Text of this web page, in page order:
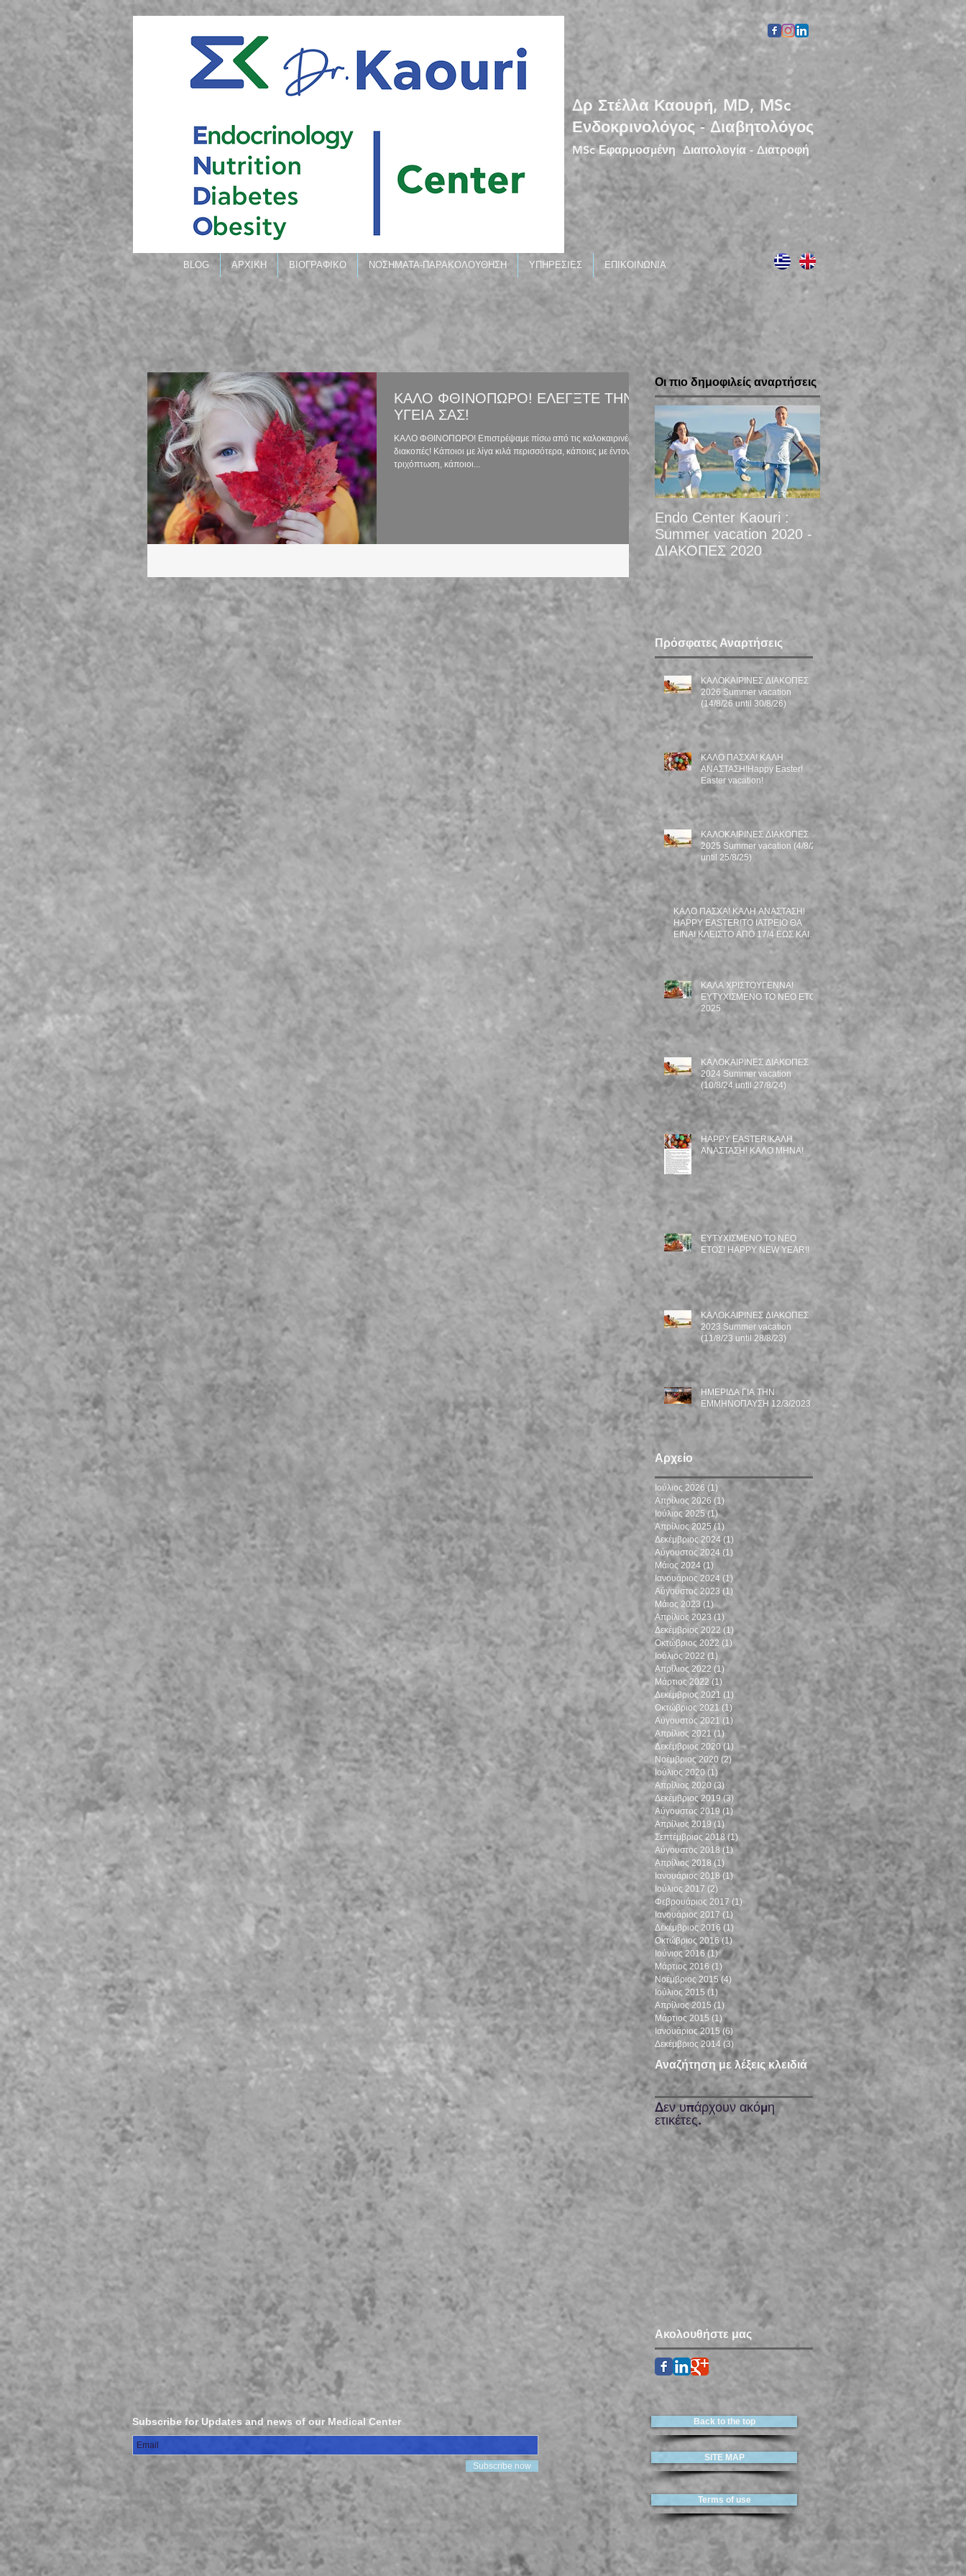
Δρ Στέλλα Καουρή, MD, MSc
Ενδοκρινολόγος - Διαβητολόγος
MSc Εφαρμοσμένη Διαιτολογία - Διατροφή
BLOG ΑΡΧΙΚΗ ΒΙΟΓΡΑΦΙΚΟ ΝΟΣΗΜΑΤΑ-ΠΑΡΑΚΟΛΟΥΘΗΣΗ ΥΠΗΡΕΣΙΕΣ ΕΠΙΚΟΙΝΩΝΙΑ
ΚΑΛΟ ΦΘΙΝΟΠΩΡΟ! ΕΛΕΓΞΤΕ ΤΗΝ
ΥΓΕΙΑ ΣΑΣ!
ΚΑΛΟ ΦΘΙΝΟΠΩΡΟ! Επιστρέψαμε πίσω από τις καλοκαιρινές
διακοπές! Κάποιοι με λίγα κιλά περισσότερα, κάποιες με έντονη
τριχόπτωση, κάποιοι...
Οι πιο δημοφιλείς αναρτήσεις
Endo Center Kaouri :
Summer vacation 2020 -
ΔΙΑΚΟΠΕΣ 2020
Πρόσφατες Αναρτήσεις
ΚΑΛΟΚΑΙΡΙΝΕΣ ΔΙΑΚΟΠΕΣ
2026 Summer vacation
(14/8/26 until 30/8/26)
ΚΑΛΟ ΠΑΣΧΑ! ΚΑΛΗ
ΑΝΑΣΤΑΣΗ!Happy Easter!
Easter vacation!
ΚΑΛΟΚΑΙΡΙΝΕΣ ΔΙΑΚΟΠΕΣ
2025 Summer vacation (4/8/25
until 25/8/25)
ΚΑΛΟ ΠΑΣΧΑ! ΚΑΛΗ ΑΝΑΣΤΑΣΗ!
HAPPY EASTER!TO ΙΑΤΡΕΙΟ ΘΑ
ΕΙΝΑΙ ΚΛΕΙΣΤΟ ΑΠΟ 17/4 ΕΩΣ ΚΑΙ
27/4/25. OFFICE WILL BE CLOSED
ΚΑΛΑ ΧΡΙΣΤΟΥΓΕΝΝΑ!
ΕΥΤΥΧΙΣΜΕΝΟ TO NEO EΤΟΣ
2025
ΚΑΛΟΚΑΙΡΙΝΕΣ ΔΙΑΚΟΠΕΣ
2024 Summer vacation
(10/8/24 until 27/8/24)
HAPPY EASTER!ΚΑΛΗ
ΑΝΑΣΤΑΣΗ! ΚΑΛΟ ΜΗΝΑ!
ΕΥΤΥΧΙΣΜΕΝΟ ΤΟ ΝΕΟ
ΕΤΟΣ! HAPPY NEW YEAR!!
ΚΑΛΟΚΑΙΡΙΝΕΣ ΔΙΑΚΟΠΕΣ
2023 Summer vacation
(11/8/23 until 28/8/23)
ΗΜΕΡΙΔΑ ΓΙΑ ΤΗΝ
ΕΜΜΗΝΟΠΑΥΣΗ 12/3/2023
Αρχείο
Ιούλιος 2026 (1) 1 Ανάρτηση
Απρίλιος 2026 (1) 1 Ανάρτηση
Ιούλιος 2025 (1)1 Ανάρτηση
Απρίλιος 2025 (1)
Δεκέμβριος 2024 (1) 1 Ανάρτηση
Αύγουστος 2024 (1) 1 Ανάρτηση
Μάιος 2024 (1) 1 Ανάρτηση
Ιανουάριος 2024 (1) 1 Ανάρτηση
Αύγουστος 2023 (1) 1 Ανάρτηση
Μάιος 2023 (1) 1 Ανάρτηση
Απρίλιος 2023 (1) 1 Ανάρτηση
Δεκέμβριος 2022 (1)1 Ανάρτηση
Οκτώβριος 2022 (1)
Ιούλιος 2022 (1)
Απρίλιος 2022 (1) 1 Ανάρτηση
Μάρτιος 2022 (1) 1 Ανάρτηση
Δεκέμβριος 2021 (1)
Οκτώβριος 2021 (1)1 Ανάρτηση
Αύγουστος 2021 (1) 1 Ανάρτηση
Απρίλιος 2021 (1) 1 Ανάρτηση
Δεκέμβριος 2020 (1) 1 Ανάρτηση
Νοέμβριος 2020 (2) 2 Αναρτήσεις
Ιούλιος 2020 (1) 1 Ανάρτηση
Απρίλιος 2020 (3) 3 Αναρτήσεις
Δεκέμβριος 2019 (3) 3 Αναρτήσεις
Αύγουστος 2019 (1)1 Ανάρτηση
Απρίλιος 2019 (1)1 Ανάρτηση
Σεπτέμβριος 2018 (1)1 Ανάρτηση
Αύγουστος 2018 (1)1 Ανάρτηση
Απρίλιος 2018 (1) 1 Ανάρτηση
Ιανουάριος 2018 (1)1 Ανάρτηση
Ιούλιος 2017 (2) 2 Αναρτήσεις
Φεβρουάριος 2017 (1) 1 Ανάρτηση
Ιανουάριος 2017 (1) 1 Ανάρτηση
Δεκέμβριος 2016 (1)
Οκτώβριος 2016 (1)
Ιούνιος 2016 (1)1 Ανάρτηση
Μάρτιος 2016 (1) 1 Ανάρτηση
Νοέμβριος 2015 (4) 4 Αναρτήσεις
Ιούλιος 2015 (1) 1 Ανάρτηση
Απρίλιος 2015 (1) 1 Ανάρτηση
Μάρτιος 2015 (1)1 Ανάρτηση
Ιανουάριος 2015 (6) 6 Αναρτήσεις
Δεκέμβριος 2014 (3) 3 Αναρτήσεις
Αναζήτηση με λέξεις κλειδιά
Δεν υπάρχουν ακόμη
ετικέτες.
Ακολουθήστε μας
Terms of use
SITE MAP
Back to the top
Subscribe for Updates and news of our Medical Center
Subscribe now